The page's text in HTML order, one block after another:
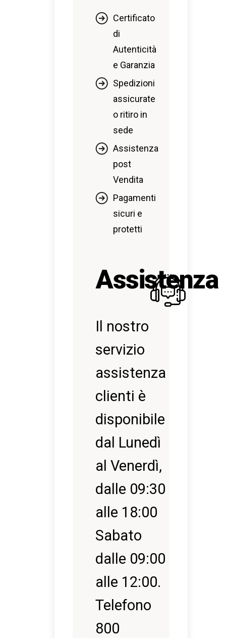
Certificato
di
Autenticità
e Garanzia
Spedizioni
assicurate
o ritiro in
sede
Assistenza
post
Vendita
Pagamenti
sicuri e
protetti
Assistenza
Il nostro
servizio
assistenza
clienti è
disponibile
dal Lunedì
al Venerdì,
dalle 09:30
alle 18:00
Sabato
dalle 09:00
alle 12:00.
Telefono
800